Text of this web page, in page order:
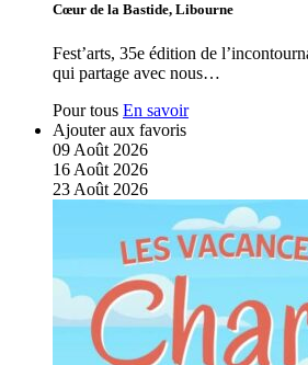
Cœur de la Bastide, Libourne
Fest’arts, 35e édition de
qui partage avec nous…
Pour tous En savoir
Ajouter aux favoris
09 Août 2026
16 Août 2026
23 Août 2026